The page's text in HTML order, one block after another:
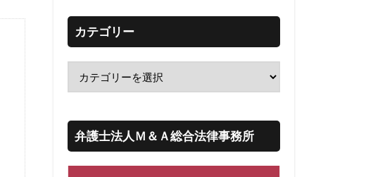
カテゴリー
弁護士法人Ｍ＆Ａ総合法律事務所